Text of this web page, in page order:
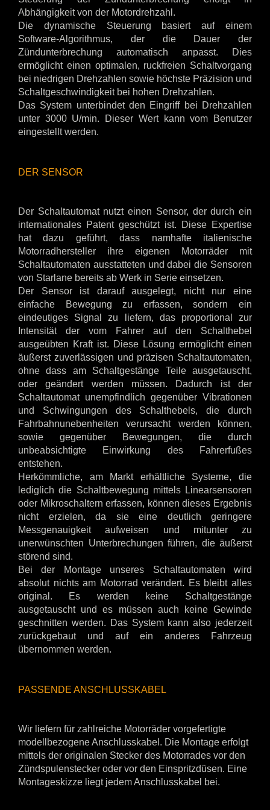
Abhängigkeit von der Motordrehzahl.
Die dynamische Steuerung basiert auf einem
Software-Algorithmus, der die Dauer der
Zündunterbrechung automatisch anpasst. Dies
ermöglicht einen optimalen, ruckfreien Schaltvorgang
bei niedrigen Drehzahlen sowie höchste Präzision und
Schaltgeschwindigkeit bei hohen Drehzahlen.
Das System unterbindet den Eingriff bei Drehzahlen
unter 3000 U/min. Dieser Wert kann vom Benutzer
eingestellt werden.
DER SENSOR
Der Schaltautomat nutzt einen Sensor, der durch ein
internationales Patent geschützt ist. Diese Expertise
hat dazu geführt, dass namhafte italienische
Motorradhersteller ihre eigenen Motorräder mit
Schaltautomaten ausstatteten und dabei die Sensoren
von Starlane bereits ab Werk in Serie einsetzen.
Der Sensor ist darauf ausgelegt, nicht nur eine
einfache Bewegung zu erfassen, sondern ein
eindeutiges Signal zu liefern, das proportional zur
Intensität der vom Fahrer auf den Schalthebel
ausgeübten Kraft ist. Diese Lösung ermöglicht einen
äußerst zuverlässigen und präzisen Schaltautomaten,
ohne dass am Schaltgestänge Teile ausgetauscht,
oder geändert werden müssen. Dadurch ist der
Schaltautomat unempfindlich gegenüber Vibrationen
und Schwingungen des Schalthebels, die durch
Fahrbahnunebenheiten verursacht werden können,
sowie gegenüber Bewegungen, die durch
unbeabsichtigte Einwirkung des Fahrerfußes
entstehen.
Herkömmliche, am Markt erhältliche Systeme, die
lediglich die Schaltbewegung mittels Linearsensoren
oder Mikroschaltern erfassen, können dieses Ergebnis
nicht erzielen, da sie eine deutlich geringere
Messgenauigkeit aufweisen und mitunter zu
unerwünschten Unterbrechungen führen, die äußerst
störend sind.
Bei der Montage unseres Schaltautomaten wird
absolut nichts am Motorrad verändert. Es bleibt alles
original. Es werden keine Schaltgestänge
ausgetauscht und es müssen auch keine Gewinde
geschnitten werden. Das System kann also jederzeit
zurückgebaut und auf ein anderes Fahrzeug
übernommen werden.
PASSENDE ANSCHLUSSKABEL
Wir liefern für zahlreiche Motorräder vorgefertigte
modellbezogene Anschlusskabel. Die Montage erfolgt
mittels der originalen Stecker des Motorrades vor den
Zündspulenstecker oder vor den Einspritzdüsen. Eine
Montageskizze liegt jedem Anschlusskabel bei.